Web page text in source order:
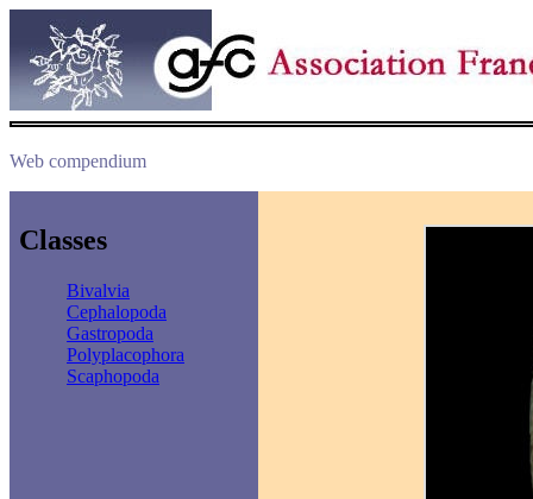
Web compendium
Classes
Bivalvia
Cephalopoda
Gastropoda
Polyplacophora
Scaphopoda